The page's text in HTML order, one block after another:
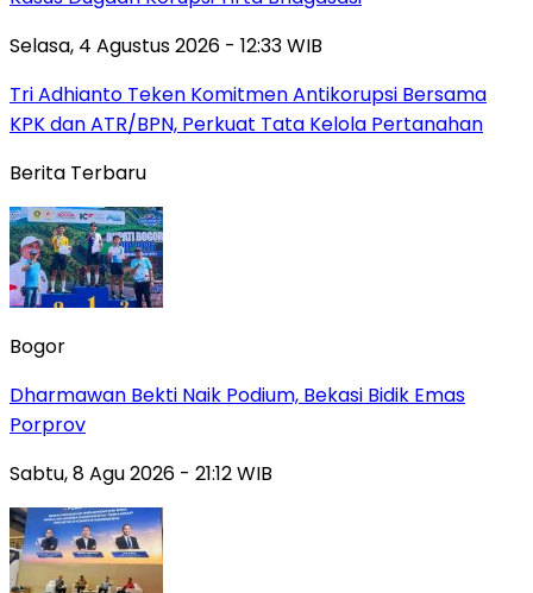
Selasa, 4 Agustus 2026 - 12:33 WIB
Tri Adhianto Teken Komitmen Antikorupsi Bersama
KPK dan ATR/BPN, Perkuat Tata Kelola Pertanahan
Berita Terbaru
Bogor
Dharmawan Bekti Naik Podium, Bekasi Bidik Emas
Porprov
Sabtu, 8 Agu 2026 - 21:12 WIB